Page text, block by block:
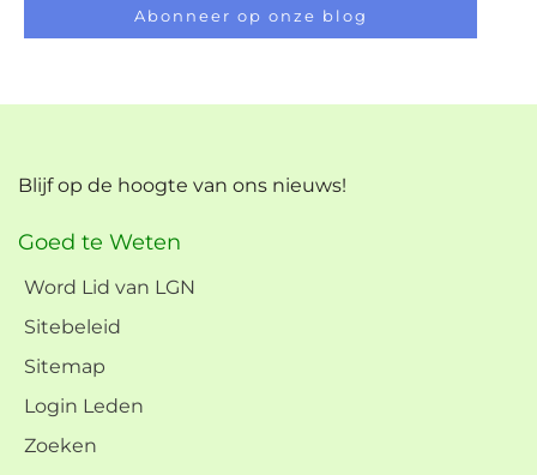
Abonneer op onze blog
Blijf op de hoogte van ons nieuws!
Goed te Weten
Word Lid van LGN
Sitebeleid
Sitemap
Login Leden
Zoeken